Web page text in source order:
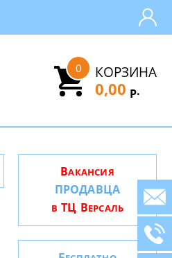
КОРЗИНА
0
0,00 Р.
ВАКАНСИЯ
ПРОДАВЦА
В ТЦ ВЕРСАЛЬ